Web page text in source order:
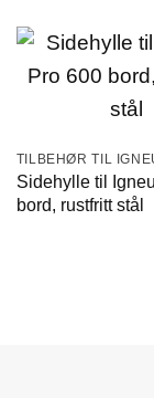
Sidehylle til
bord, rustfritt stål